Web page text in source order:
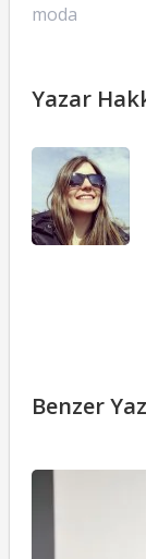
moda
Yazar
Benzer